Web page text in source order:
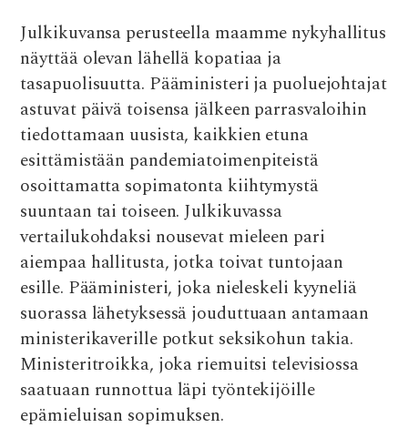
Julkikuvansa perusteella maamme nykyhallitus
näyttää olevan lähellä kopatiaa ja
tasapuolisuutta. Pääministeri ja puoluejohtajat
astuvat päivä toisensa jälkeen parrasvaloihin
tiedottamaan uusista, kaikkien etuna
esittämistään pandemiatoimenpiteistä
osoittamatta sopimatonta kiihtymystä
suuntaan tai toiseen. Julkikuvassa
vertailukohdaksi nousevat mieleen pari
aiempaa hallitusta, jotka toivat tuntojaan
esille. Pääministeri, joka nieleskeli kyyneliä
suorassa lähetyksessä jouduttuaan antamaan
ministerikaverille potkut seksikohun takia.
Ministeritroikka, joka riemuitsi televisiossa
saatuaan runnottua läpi työntekijöille
epämieluisan sopimuksen.